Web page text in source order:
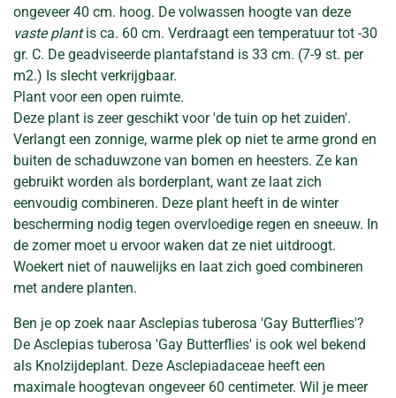
ongeveer 40 cm. hoog. De volwassen hoogte van deze
vaste plantis ca. 60 cm. Verdraagt een temperatuur tot -30
gr. C. De geadviseerde plantafstand is 33 cm. (7-9 st. per
m2.) Is slecht verkrijgbaar.
Plant voor een open ruimte.
Deze plant is zeer geschikt voor 'de tuin op het zuiden'.
Verlangt een zonnige, warme plek op niet te arme grond en
buiten de schaduwzone van bomen en heesters. Ze kan
gebruikt worden als borderplant, want ze laat zich
eenvoudig combineren. Deze plant heeft in de winter
bescherming nodig tegen overvloedige regen en sneeuw. In
de zomer moet u ervoor waken dat ze niet uitdroogt.
Woekert niet of nauwelijks en laat zich goed combineren
met andere planten.
Ben je op zoek naar Asclepias tuberosa 'Gay Butterflies'?
De Asclepias tuberosa 'Gay Butterflies' is ook wel bekend
als Knolzijdeplant. Deze Asclepiadaceae heeft een
maximale hoogtevan ongeveer 60 centimeter. Wil je meer